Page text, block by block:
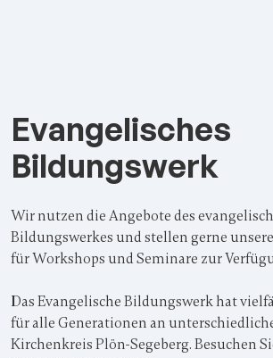
Evangelisches
Bildungswerk
Wir nutzen die Angebote des
Bildungswerkes und stellen gerne
für Workshops und Seminare zur
Das Evangelische Bildungswerk hat
für alle Generationen an
Kirchenkreis Plön-Segeberg. Besuchen